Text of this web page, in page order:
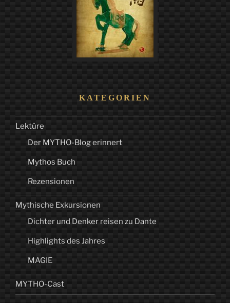
KATEGORIEN
Lektüre
Der MYTHO-Blog erinnert
Mythos Buch
Rezensionen
Mythische Exkursionen
Dichter und Denker reisen zu Dante
Highlights des Jahres
MAGIE
MYTHO-Cast